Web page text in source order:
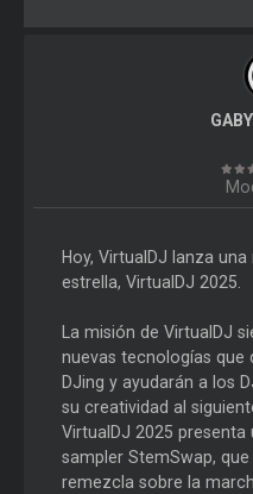
Hoy, VirtualDJ lanza
estrella, VirtualDJ 2025.
La misión de VirtualDJ
nuevas tecnologías que
DJing y ayudarán a los
su creatividad al
VirtualDJ 2025
sampler StemSwap,
remezcla sobre la